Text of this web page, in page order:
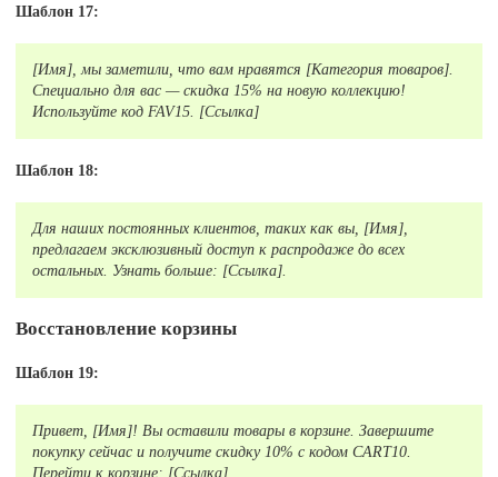
Шаблон 17:
[Имя], мы заметили, что вам нравятся [Категория товаров].
Специально для вас — скидка 15% на новую коллекцию!
Используйте код FAV15. [Ссылка]
Шаблон 18:
Для наших постоянных клиентов, таких как вы, [Имя],
предлагаем эксклюзивный доступ к распродаже до всех
остальных. Узнать больше: [Ссылка].
Восстановление корзины
Шаблон 19:
Привет, [Имя]! Вы оставили товары в корзине. Завершите
покупку сейчас и получите скидку 10% с кодом CART10.
Перейти к корзине: [Ссылка].